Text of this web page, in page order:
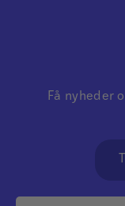
Få nyheder